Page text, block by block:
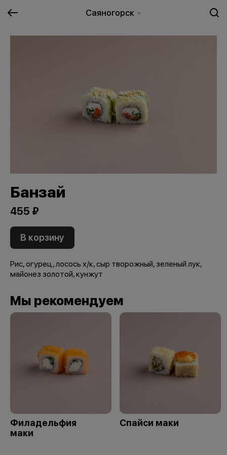
Саяногорск
Банзай
455 ₽
В корзину
Рис, огурец, лосось х/к, сыр творожный, зеленый лук,
майонез золотой, кунжут
Мы рекомендуем
Филадельфия
маки
Спайси маки